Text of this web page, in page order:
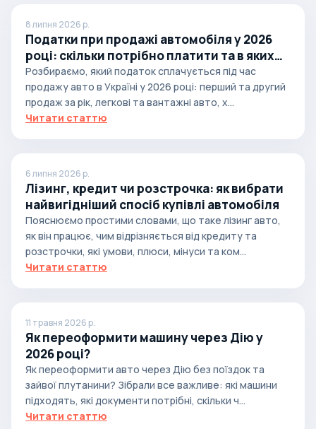
8 липня 2026 р.
Податки при продажі автомобіля у 2026
році: скільки потрібно платити та в яких
випадках
Розбираємо, який податок сплачується під час
продажу авто в Україні у 2026 році: перший та другий
продаж за рік, легкові та вантажні авто, х...
Читати статтю
6 липня 2026 р.
Лізинг, кредит чи розстрочка: як вибрати
найвигідніший спосіб купівлі автомобіля
Пояснюємо простими словами, що таке лізинг авто,
як він працює, чим відрізняється від кредиту та
розстрочки, які умови, плюси, мінуси та ком...
Читати статтю
11 травня 2026 р.
Як переоформити машину через Дію у
2026 році?
Як переоформити авто через Дію без поїздок та
зайвої плутанини? Зібрали все важливе: які машини
підходять, які документи потрібні, скільки ч...
Читати статтю